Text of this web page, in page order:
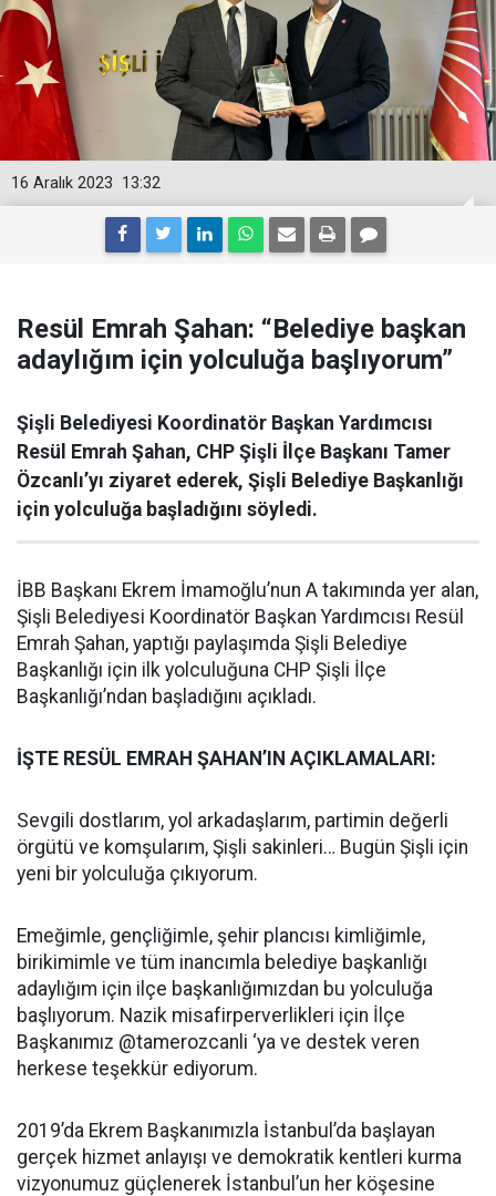
13:32
16 Aralık 2023
Resül Emrah Şahan: “Belediye başkan
adaylığım için yolculuğa başlıyorum”
Şişli Belediyesi Koordinatör Başkan Yardımcısı
Resül Emrah Şahan, CHP Şişli İlçe Başkanı Tamer
Özcanlı’yı ziyaret ederek, Şişli Belediye Başkanlığı
için yolculuğa başladığını söyledi.
İBB Başkanı Ekrem İmamoğlu’nun A takımında yer alan,
Şişli Belediyesi Koordinatör Başkan Yardımcısı Resül
Emrah Şahan, yaptığı paylaşımda Şişli Belediye
Başkanlığı için ilk yolculuğuna CHP Şişli İlçe
Başkanlığı’ndan başladığını açıkladı.
İŞTE RESÜL EMRAH ŞAHAN’IN AÇIKLAMALARI:
Sevgili dostlarım, yol arkadaşlarım, partimin değerli
örgütü ve komşularım, Şişli sakinleri… Bugün Şişli için
yeni bir yolculuğa çıkıyorum.
Emeğimle, gençliğimle, şehir plancısı kimliğimle,
birikimimle ve tüm inancımla belediye başkanlığı
adaylığım için ilçe başkanlığımızdan bu yolculuğa
başlıyorum. Nazik misafirperverlikleri için İlçe
Başkanımız @tamerozcanli ‘ya ve destek veren
herkese teşekkür ediyorum.
2019’da Ekrem Başkanımızla İstanbul’da başlayan
gerçek hizmet anlayışı ve demokratik kentleri kurma
vizyonumuz güçlenerek İstanbul’un her köşesine